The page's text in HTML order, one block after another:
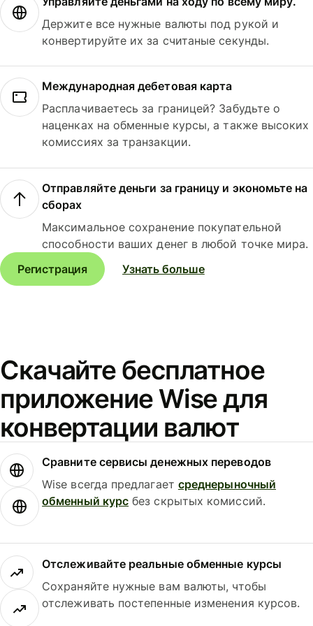
Держите все нужные валюты под рукой и
конвертируйте их за считаные секунды.
Международная дебетовая карта
Расплачиваетесь за границей? Забудьте о
наценках на обменные курсы, а также высоких
комиссиях за транзакции.
Отправляйте деньги за границу и экономьте на
сборах
Максимальное сохранение покупательной
способности ваших денег в любой точке мира.
Регистрация
Узнать больше
Скачайте бесплатное
приложение Wise для
конвертации валют
Сравните сервисы денежных переводов
Wise всегда предлагает среднерыночный
обменный курс без скрытых комиссий.
Отслеживайте реальные обменные курсы
Сохраняйте нужные вам валюты, чтобы
отслеживать постепенные изменения курсов.